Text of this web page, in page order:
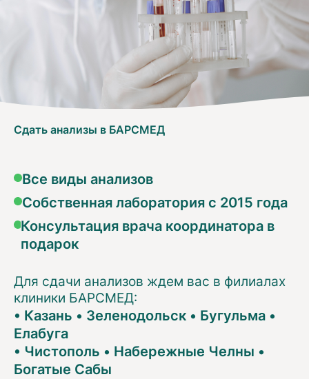
Сдать анализы в БАРСМЕД
Все виды анализов
Собственная лаборатория с 2015 года
Консультация врача координатора в
подарок
Для сдачи анализов ждем вас в филиалах
клиники БАРСМЕД:
• Казань • Зеленодольск • Бугульма •
Елабуга
• Чистополь • Набережные Челны •
Богатые Сабы